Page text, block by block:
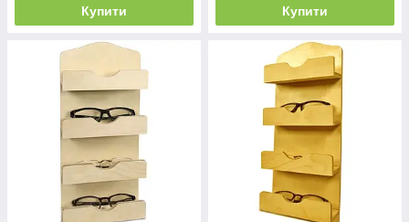
Купити Купити